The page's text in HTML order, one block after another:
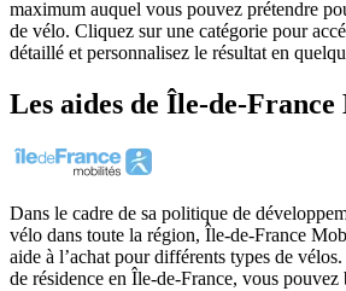
maximum auquel vous pouvez prétendre
de vélo. Cliquez sur une catégorie pour
détaillé et personnalisez le résultat en
Les aides de Île-de-France
Dans le cadre de sa politique de
vélo dans toute la région, Île-de-France
aide à l’achat pour différents types de
de résidence en Île-de-France, vous pouvez